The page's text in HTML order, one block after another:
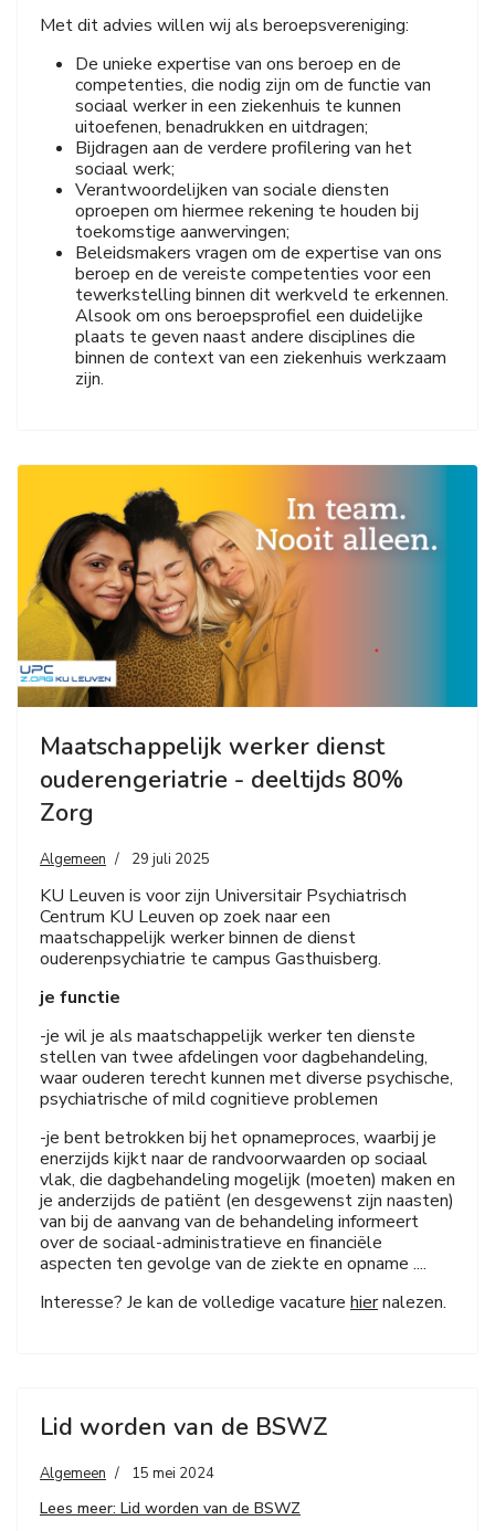
Met dit advies willen wij als beroepsvereniging:
De unieke expertise van ons beroep en de
competenties, die nodig zijn om de functie van
sociaal werker in een ziekenhuis te kunnen
uitoefenen, benadrukken en uitdragen;
Bijdragen aan de verdere profilering van het
sociaal werk;
Verantwoordelijken van sociale diensten
oproepen om hiermee rekening te houden bij
toekomstige aanwervingen;
Beleidsmakers vragen om de expertise van ons
beroep en de vereiste competenties voor een
tewerkstelling binnen dit werkveld te erkennen.
Alsook om ons beroepsprofiel een duidelijke
plaats te geven naast andere disciplines die
binnen de context van een ziekenhuis werkzaam
zijn.
Maatschappelijk werker dienst
ouderengeriatrie - deeltijds 80%
Zorg
Algemeen 29 juli 2025
KU Leuven is voor zijn Universitair Psychiatrisch
Centrum KU Leuven op zoek naar een
maatschappelijk werker binnen de dienst
ouderenpsychiatrie te campus Gasthuisberg.
je functie
-je wil je als maatschappelijk werker ten dienste
stellen van twee afdelingen voor dagbehandeling,
waar ouderen terecht kunnen met diverse psychische,
psychiatrische of mild cognitieve problemen
-je bent betrokken bij het opnameproces, waarbij je
enerzijds kijkt naar de randvoorwaarden op sociaal
vlak, die dagbehandeling mogelijk (moeten) maken en
je anderzijds de patiënt (en desgewenst zijn naasten)
van bij de aanvang van de behandeling informeert
over de sociaal-administratieve en financiële
aspecten ten gevolge van de ziekte en opname ....
Interesse? Je kan de volledige vacature hiernalezen.
Lid worden van de BSWZ
Algemeen 15 mei 2024
Lees meer: Lid worden van de BSWZ